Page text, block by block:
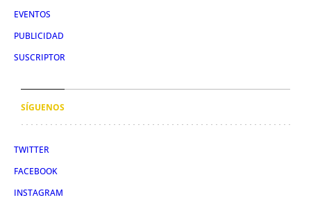
EVENTOS
PUBLICIDAD
SUSCRIPTOR
SÍGUENOS
TWITTER
FACEBOOK
INSTAGRAM